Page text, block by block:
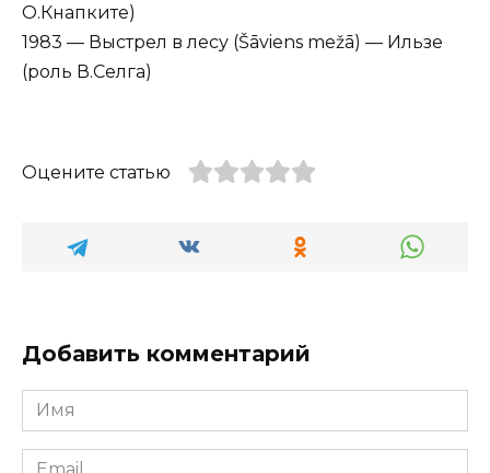
О.Кнапките)
1983 — Выстрел в лесу (Šāviens mežā) — Ильзе
(роль В.Селга)
Оцените статью
Добавить комментарий
Имя
*
Email